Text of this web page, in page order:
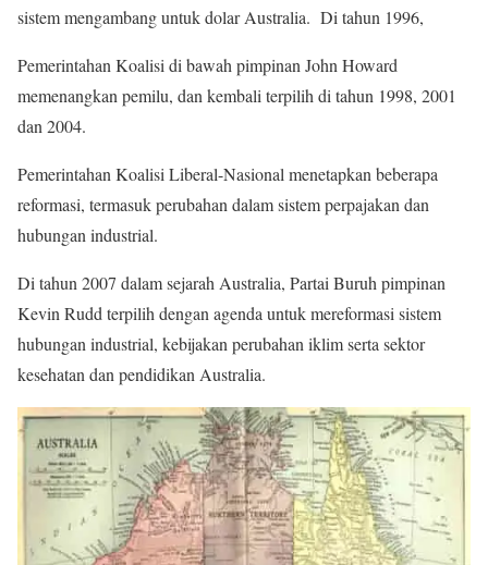
sistem mengambang untuk dolar Australia. Di tahun 1996,
Pemerintahan Koalisi di bawah pimpinan John Howard
memenangkan pemilu, dan kembali terpilih di tahun 1998, 2001
dan 2004.
Pemerintahan Koalisi Liberal-Nasional menetapkan beberapa
reformasi, termasuk perubahan dalam sistem perpajakan dan
hubungan industrial.
Di tahun 2007 dalam sejarah Australia, Partai Buruh pimpinan
Kevin Rudd terpilih dengan agenda untuk mereformasi sistem
hubungan industrial, kebijakan perubahan iklim serta sektor
kesehatan dan pendidikan Australia.